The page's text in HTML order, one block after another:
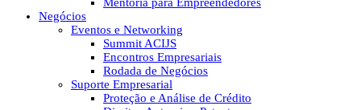
Negócios
Eventos e Networking
Summit ACIJS
Encontros Empresariais
Rodada de Negócios
Suporte Empresarial
Proteção e Análise de Crédito